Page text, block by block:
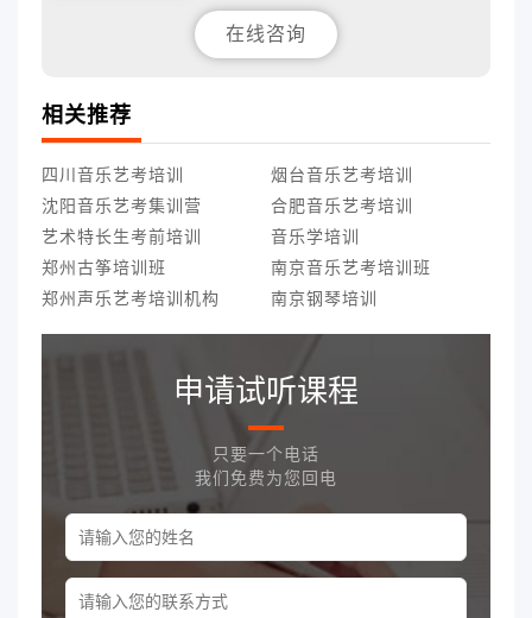
在线咨询
相关推荐
四川音乐艺考培训
烟台音乐艺考培训
沈阳音乐艺考集训营
合肥音乐艺考培训
艺术特长生考前培训
音乐学培训
郑州古筝培训班
南京音乐艺考培训班
郑州声乐艺考培训机构
南京钢琴培训
申请试听课程
只要一个电话
我们免费为您回电